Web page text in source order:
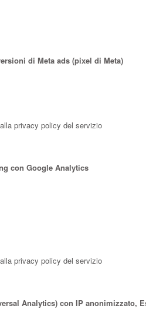
di Meta ads (pixel di Meta)
privacy policy del servizio
con Google Analytics
privacy policy del servizio
Analytics) con IP anonimizzato,